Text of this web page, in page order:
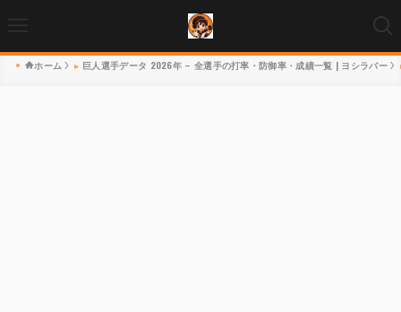
ホーム 巨人選手データ 2026年 – 全選手の打率・防御率・成績一覧 | ヨシラバー